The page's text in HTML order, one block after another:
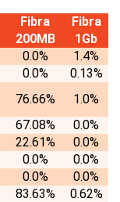
Fibra
200MB
Fibra
1Gb
0.0%
1.4%
0.0%
0.13%
76.66%
1.0%
67.08%
0.0%
22.61%
0.0%
0.0%
0.0%
0.0%
0.0%
83.63%
0.62%